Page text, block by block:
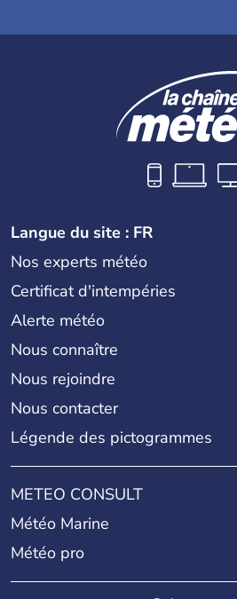
Langue du site : FR
Nos experts météo
Certificat d'intempéries
Alerte météo
Nous connaître
Nous rejoindre
Nous contacter
Légende des pictogrammes
METEO CONSULT
Météo Marine
Météo pro